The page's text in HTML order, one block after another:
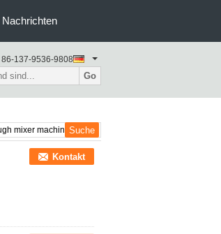
Nachrichten
86-137-9536-9808
Go
Kontakt